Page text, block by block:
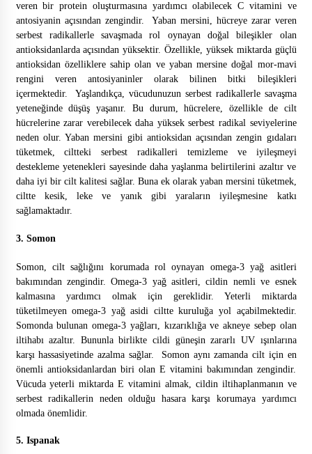
Akciğer kanserinde immünoterapi dönemi
Sarıyı Fark Et!
Yaşam süresi azalan hastalara, bu durum açı
klanmalı mı?
yakalanıyor
Kemoterapi Hastalarında Koronavirüs Teda
visi
Kanser ölüm nedenleri içerisinde ikinci sırad
a
veren bir protein oluşturmasına yardımcı olabilecek C vitamini ve
antosiyanin açısından zengindir. Yaban mersini, hücreye zarar veren
serbest radikallerle savaşmada rol oynayan doğal bileşikler olan
antioksidanlarda açısından yüksektir. Özellikle, yüksek miktarda güçlü
antioksidan özelliklere sahip olan ve yaban mersine doğal mor-mavi
rengini veren antosiyaninler olarak bilinen bitki bileşikleri
içermektedir. Yaşlandıkça, vücudunuzun serbest radikallerle savaşma
yeteneğinde düşüş yaşanır. Bu durum, hücrelere, özellikle de cilt
hücrelerine zarar verebilecek daha yüksek serbest radikal seviyelerine
neden olur. Yaban mersini gibi antioksidan açısından zengin gıdaları
tüketmek, ciltteki serbest radikalleri temizleme ve iyileşmeyi
destekleme yetenekleri sayesinde daha yaşlanma belirtilerini azaltır ve
daha iyi bir cilt kalitesi sağlar. Buna ek olarak yaban mersini tüketmek,
ciltte kesik, leke ve yanık gibi yaraların iyileşmesine katkı
sağlamaktadır.
3. Somon
Somon, cilt sağlığını korumada rol oynayan omega-3 yağ asitleri
bakımından zengindir. Omega-3 yağ asitleri, cildin nemli ve esnek
kalmasına yardımcı olmak için gereklidir. Yeterli miktarda
tüketilmeyen omega-3 yağ asidi ciltte kuruluğa yol açabilmektedir.
Somonda bulunan omega-3 yağları, kızarıklığa ve akneye sebep olan
iltihabı azaltır. Bununla birlikte cildi güneşin zararlı UV ışınlarına
karşı hassasiyetinde azalma sağlar. Somon aynı zamanda cilt için en
önemli antioksidanlardan biri olan E vitamini bakımından zengindir.
Vücuda yeterli miktarda E vitamini almak, cildin iltihaplanmanın ve
serbest radikallerin neden olduğu hasara karşı korumaya yardımcı
olmada önemlidir.
5. Ispanak